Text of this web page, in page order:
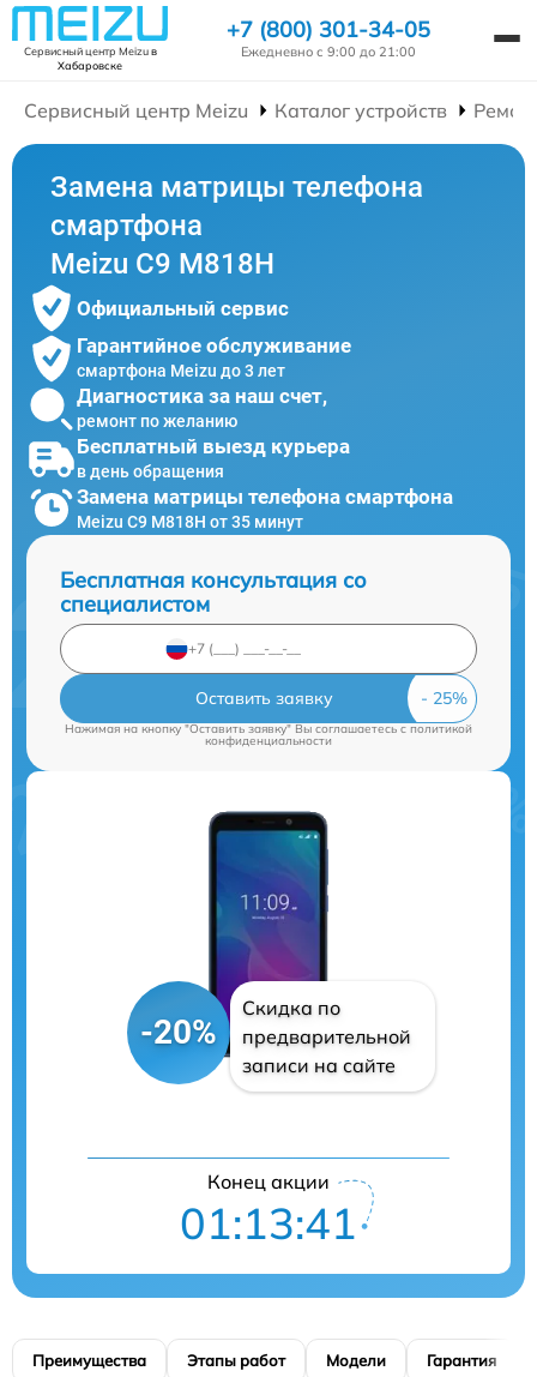
Сервисный центр Meizuв
Хабаровске
+7 (800) 301-34-05
Ежедневно с 9:00 до 21:00
Сервисный центр Meizu Каталог устройств
Замена матрицы телефона
смартфона
Meizu C9 M818H
Официальный сервис
Гарантийное обслуживание
смартфона Meizu до 3 лет
Диагностика за наш счет,
ремонт по желанию
Бесплатный выезд курьера
в день обращения
Замена матрицы телефона смартфона
Meizu C9 M818H от 35 минут
Бесплатная консультация со
специалистом
Оставить заявку
Нажимая на кнопку "Оставить заявку" Вы соглашаетесь cполитикой
конфиденциальности
-20%
Скидка по
предварительной
записи на сайте
Конец акции
01:13:41
Преимущества Этапы работ Модели Гарантия